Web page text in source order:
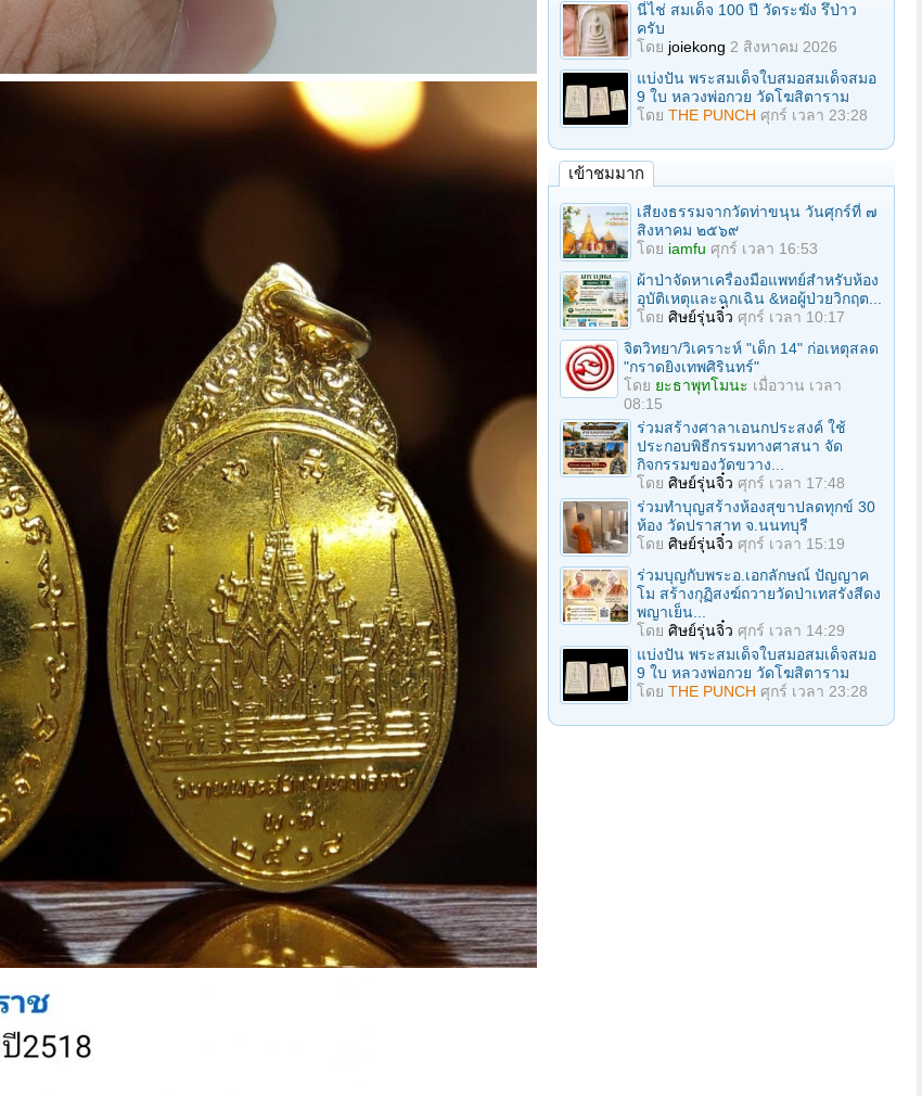
นี่ไช่ สมเด็จ 100 ปี วัดระฆัง รึป่าว
ครับ
โดย joiekong 2 สิงหาคม 2026
แบ่งปัน พระสมเด็จใบสมอสมเด็จสมอ
9 ใบ หลวงพ่อกวย วัดโฆสิตาราม
โดย THE PUNCH ศุกร์ เวลา 23:28
เข้าชมมาก
เสียงธรรมจากวัดท่าขนุน วันศุกร์ที่ ๗
สิงหาคม ๒๕๖๙
โดย iamfu ศุกร์ เวลา 16:53
ผ้าป่าจัดหาเครื่องมือแพทย์สำหรับห้อง
อุบัติเหตุและฉุกเฉิน &หอผู้ป่วยวิกฤต...
โดย ศิษย์รุ่นจิ๋ว ศุกร์ เวลา 10:17
จิตวิทยา/วิเคราะห์ "เด็ก 14" ก่อเหตุสลด
"กราดยิงเทพศิรินทร์"
โดย ยะธาพุทโมนะ เมื่อวาน เวลา
08:15
ร่วมสร้างศาลาเอนกประสงค์ ใช้
ประกอบพิธีกรรมทางศาสนา จัด
กิจกรรมของวัดขวาง...
โดย ศิษย์รุ่นจิ๋ว ศุกร์ เวลา 17:48
ร่วมทําบุญสร้างห้องสุขาปลดทุกข์ 30
ห้อง วัดปราสาท จ.นนทบุรี
โดย ศิษย์รุ่นจิ๋ว ศุกร์ เวลา 15:19
ร่วมบุญกับพระอ.เอกลักษณ์ ปัญญาค
โม สร้างกุฏิสงฆ์ถวายวัดป่าเทสรังสีดง
พญาเย็น...
โดย ศิษย์รุ่นจิ๋ว ศุกร์ เวลา 14:29
แบ่งปัน พระสมเด็จใบสมอสมเด็จสมอ
9 ใบ หลวงพ่อกวย วัดโฆสิตาราม
โดย THE PUNCH ศุกร์ เวลา 23:28